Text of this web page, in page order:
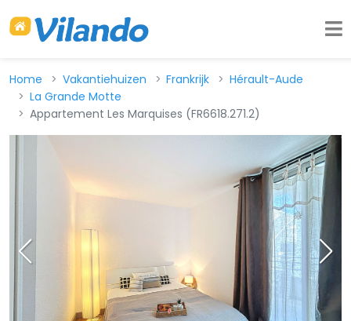
Home Vakantiehuizen Frankrijk
Hérault-Aude
La Grande Motte
Appartement Les Marquises (FR6618.271.2)